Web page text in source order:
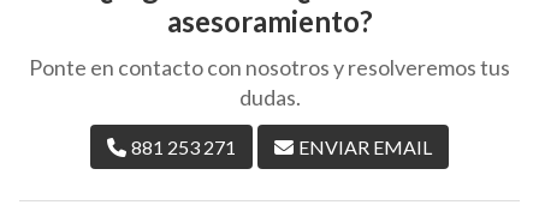
asesoramiento?
Ponte en contacto con nosotros y resolveremos tus
dudas.
881 253 271 ENVIAR EMAIL